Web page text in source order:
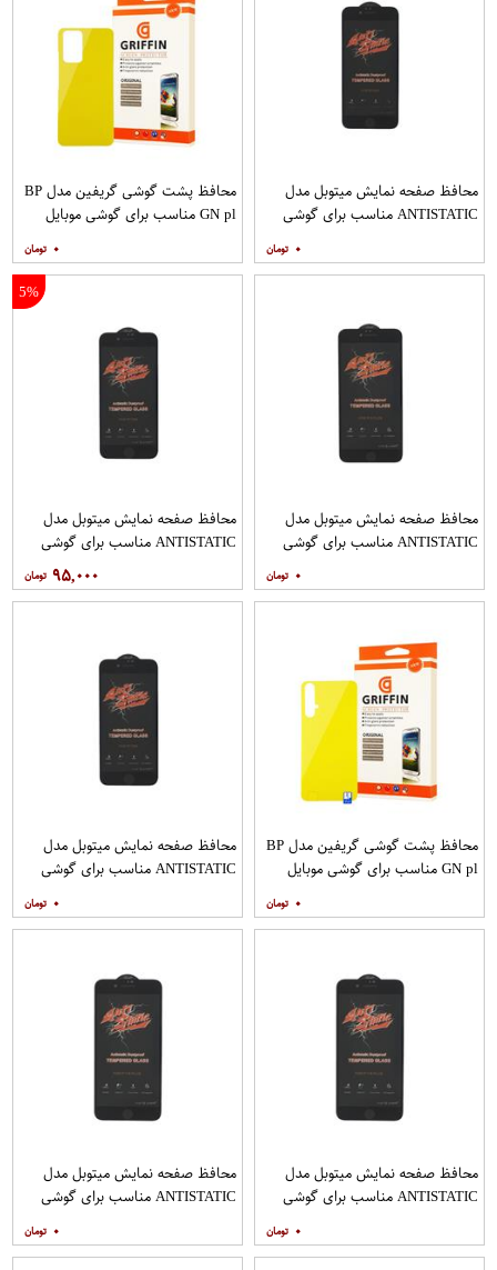
محافظ صفحه نمایش میتوبل مدل
ANTISTATIC مناسب برای گوشی
۰
محافظ پشت گوشی گریفین مدل BP
GN pl مناسب برای گوشی موبایل
۰
محافظ صفحه نمایش میتوبل مدل
ANTISTATIC مناسب برای گوشی
۰
5%
محافظ صفحه نمایش میتوبل مدل
ANTISTATIC مناسب برای گوشی
۹۵,۰۰۰
محافظ پشت گوشی گریفین مدل BP
GN pl مناسب برای گوشی موبایل
۰
محافظ صفحه نمایش میتوبل مدل
ANTISTATIC مناسب برای گوشی
۰
محافظ صفحه نمایش میتوبل مدل
ANTISTATIC مناسب برای گوشی
۰
محافظ صفحه نمایش میتوبل مدل
ANTISTATIC مناسب برای گوشی
۰